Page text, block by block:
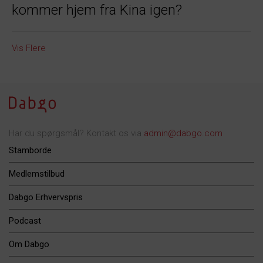
kommer hjem fra Kina igen?
Vis Flere
Har du spørgsmål? Kontakt os via admin@dabgo.com
Stamborde
Medlemstilbud
Dabgo Erhvervspris
Podcast
Om Dabgo